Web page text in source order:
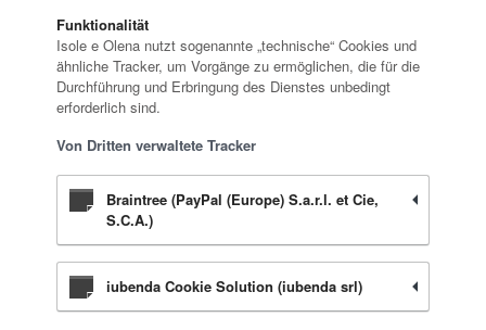
Funktionalität
Isole e Olena nutzt sogenannte „technische“ Cookies und
ähnliche Tracker, um Vorgänge zu ermöglichen, die für die
Durchführung und Erbringung des Dienstes unbedingt
erforderlich sind.
Von Dritten verwaltete Tracker
Braintree (PayPal (Europe) S.a.r.l. et Cie,
S.C.A.)
iubenda Cookie Solution (iubenda srl)